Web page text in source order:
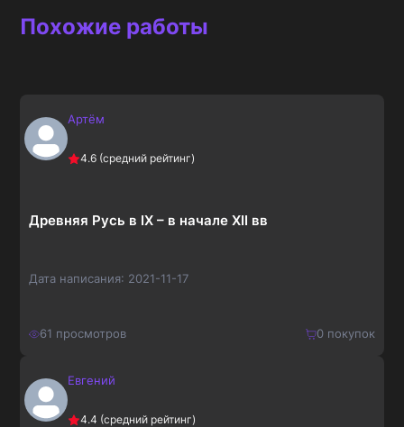
Похожие работы
Артём
4.6 (средний рейтинг)
Древняя Русь в IX – в начале XII вв
Дата написания: 2021-11-17
61 просмотров 0покупок
210₽Евгений
4.4 (средний рейтинг)